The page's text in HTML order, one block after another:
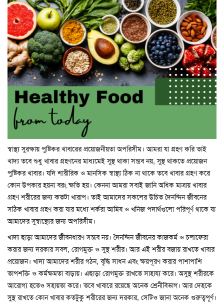
স্বাস্থ্য সুরক্ষায় পুষ্টিকর খাবারের প্রয়োজনীয়তা অপরিসীম। আমরা যা গ্রহণ করি তাই
খাদ্য তবে শুধু খাবার গ্রহণনের মাধ্যমেই সুস্থ থাকা সম্ভব নয়, সুস্থ থাকতে প্রয়োজন
পুষ্টিকর খাবার। যদি শারীরিক ও মানসিক স্বাস্থ্য ঠিক না থাকে তবে খাবার গ্রহণ করে
কোন উপকার হয়না বরং ক্ষতি হয়। কেননা আমরা সবাই জানি অধিক মাত্রায় খাবার
গ্রহণ শরীরের জন্য কতটা খারাপ। তাই আমাদের সকলের উচিত দৈনন্দিন জীবনের
সঠিক খাবার গ্রহণ করা যার মধ্যে শর্করা আমিষ ও খনিজ পদার্থগুলো পরিপূর্ণ থাকে যা
আমাদের সুস্বাস্থ্যের জন্য অপরিসীম।
খাদ্য ছাড়া আমাদের জীবনধারণ সম্ভব নয়। দৈনন্দিন জীবনের কাজকর্ম ও চলাফেরা
করার জন্য দরকার সবল, রোগমুক্ত ও সুস্থ শরীর। আর এই শরীর বজায় রাখতে খাবার
প্রয়োজন। খাদ্য আমাদের শরীর গঠন, বৃদ্ধি সাধন এবং ক্ষয়পূরণ করার পাশাপাশি
তাপশক্তি ও কর্মক্ষমতা বাড়ায়। এছাড়া রোগমুক্ত রাখতে সাহায্য করে। অসুস্থ শরীরকে
আরোগ্য হতেও সহায়তা করে। তবে খাবারে রয়েছে অনেক শ্রেনীবিভাগ। আর দেহকে
সুস্থ রাখতে কোন খাবার কতটুকু শরীরের জন্য দরকার, সেটিও জানা অনেক গুরুত্বপূর্ণ।